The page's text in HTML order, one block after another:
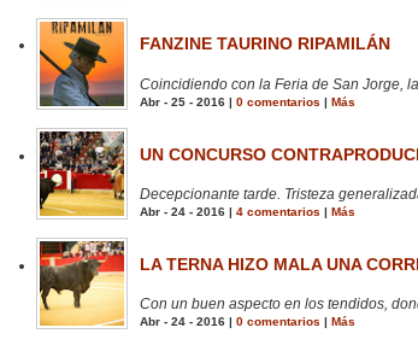
FANZINE TAURINO RIPAMILÁN
Coincidiendo con la Feria de San Jorge,
Abr - 25 - 2016 | 0 comentarios | Más
UN CONCURSO
Decepcionante tarde. Tristeza
Abr - 24 - 2016 | 4 comentarios | Más
LA TERNA HIZO MALA UNA
Con un buen aspecto en los tendidos,
Abr - 24 - 2016 | 0 comentarios Más